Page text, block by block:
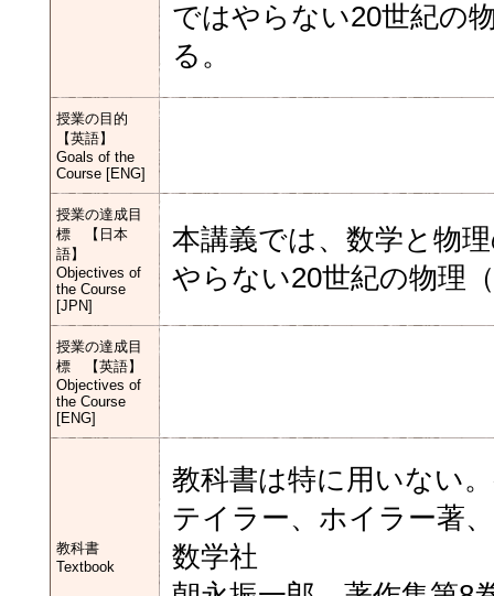
ではやらない20世紀の
る。
授業の目的
【英語】
Goals of the
Course [ENG]
授業の達成目
標 【日本
語】
Objectives of
the Course
[JPN]
本講義では、数学と物
やらない20世紀の物理
授業の達成目
標 【英語】
Objectives of
the Course
[ENG]
教科書
Textbook
教科書は特に用いない
テイラー、ホイラー著
数学社